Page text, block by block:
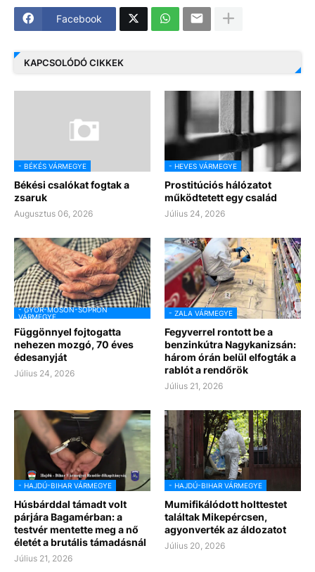
Facebook
KAPCSOLÓDÓ CIKKEK
- BÉKÉS VÁRMEGYE
Békési csalókat fogtak a
zsaruk
Augusztus 06, 2026
- HEVES VÁRMEGYE
Prostitúciós hálózatot
működtetett egy család
Július 24, 2026
- GYŐR-MOSON-SOPRON
VÁRMEGYE
Függönnyel fojtogatta
nehezen mozgó, 70 éves
édesanyját
Július 24, 2026
- ZALA VÁRMEGYE
Fegyverrel rontott be a
benzinkútra Nagykanizsán:
három órán belül elfogták a
rablót a rendőrök
Július 21, 2026
- HAJDÚ-BIHAR VÁRMEGYE
Húsbárddal támadt volt
párjára Bagamérban: a
testvér mentette meg a nő
életét a brutális támadásnál
Július 21, 2026
- HAJDÚ-BIHAR VÁRMEGYE
Mumifikálódott holttestet
találtak Mikepércsen,
agyonverték az áldozatot
Július 20, 2026